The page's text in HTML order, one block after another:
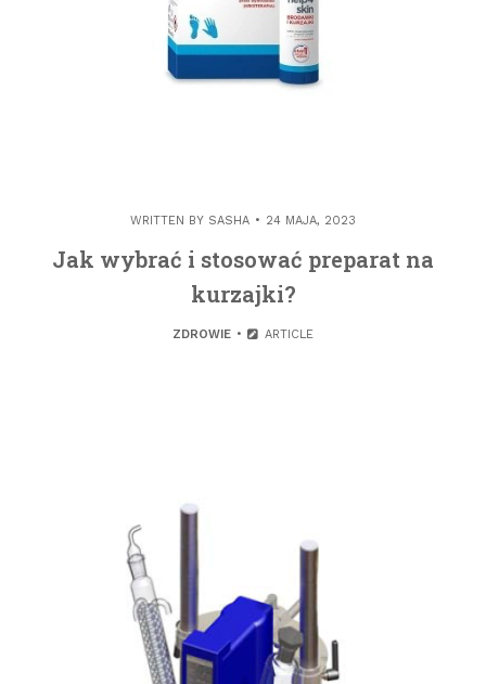
WRITTEN BY SASHA 24 MAJA, 2023
Jak wybrać i stosować preparat na
kurzajki?
ZDROWIE ARTICLE